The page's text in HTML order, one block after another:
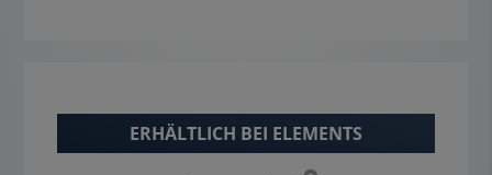
ERHÄLTLICH BEI ELEMENTS